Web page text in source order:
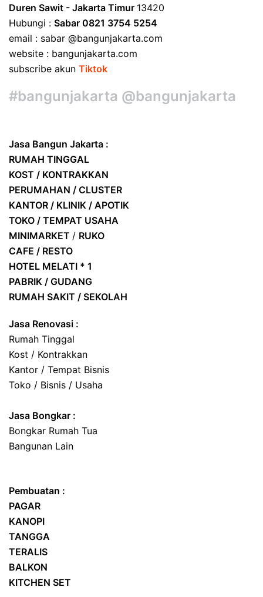
Duren Sawit - Jakarta Timur 13420
Hubungi : Sabar 0821 3754 5254
email : sabar @bangunjakarta.com
website : bangunjakarta.com
subscribe akun Tiktok
#bangunjakarta @bangunjakarta
Jasa Bangun Jakarta :
RUMAH TINGGAL
KOST / KONTRAKKAN
PERUMAHAN / CLUSTER
KANTOR / KLINIK / APOTIK
TOKO / TEMPAT USAHA
MINIMARKET / RUKO
CAFE / RESTO
HOTEL MELATI * 1
PABRIK / GUDANG
RUMAH SAKIT / SEKOLAH
Jasa Renovasi :
Rumah Tinggal
Kost / Kontrakkan
Kantor / Tempat Bisnis
Toko / Bisnis / Usaha
Jasa Bongkar :
Bongkar Rumah Tua
Bangunan Lain
Pembuatan :
PAGAR
KANOPI
TANGGA
TERALIS
BALKON
KITCHEN SET